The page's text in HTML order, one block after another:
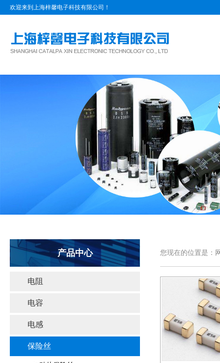
欢迎来到上海梓馨电子科技有限公司！
产品中心
电阻
电容
电感
保险丝
您现在的位置是：